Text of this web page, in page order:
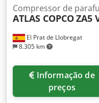
El Prat de Llobregat
8.305 km
Compressor de
ATLAS COPCOZA5
preços